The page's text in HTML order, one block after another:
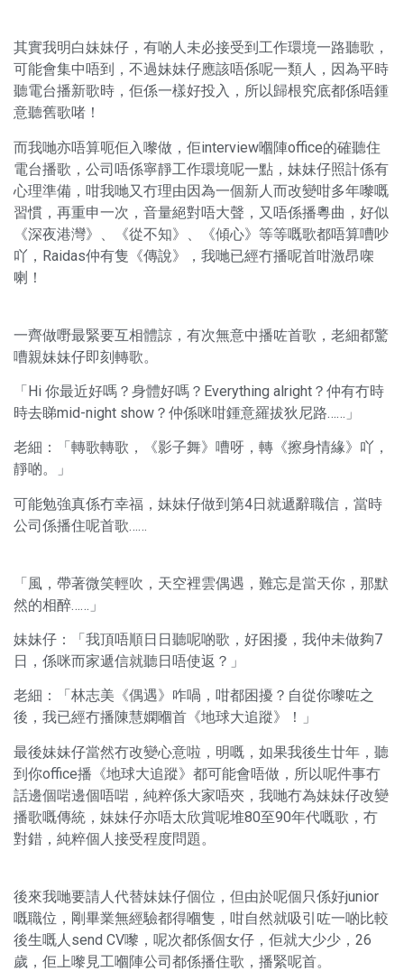
其實我明白妹妹仔，有啲人未必接受到工作環境一路聽歌，
可能會集中唔到，不過妹妹仔應該唔係呢一類人，因為平時
聽電台播新歌時，佢係一樣好投入，所以歸根究底都係唔鍾
意聽舊歌啫！
而我哋亦唔算呃佢入嚟做，佢interview嗰陣office的確聽住
電台播歌，公司唔係寧靜工作環境呢一點，妹妹仔照計係有
心理準備，咁我哋又冇理由因為一個新人而改變咁多年嚟嘅
習慣，再重申一次，音量絕對唔大聲，又唔係播粵曲，好似
《深夜港灣》、《從不知》、《傾心》等等嘅歌都唔算嘈吵
吖，Raidas仲有隻《傳說》，我哋已經冇播呢首咁激昂㗎
喇！
一齊做嘢最緊要互相體諒，有次無意中播咗首歌，老細都驚
嘈親妹妹仔即刻轉歌。
「Hi 你最近好嗎？身體好嗎？Everything alright？仲有冇時
時去睇mid-night show？仲係咪咁鍾意羅拔狄尼路……」
老細：「轉歌轉歌，《影子舞》嘈呀，轉《擦身情緣》吖，
靜啲。」
可能勉強真係冇幸福，妹妹仔做到第4日就遞辭職信，當時
公司係播住呢首歌……
「風，帶著微笑輕吹，天空裡雲偶遇，難忘是當天你，那默
然的相醉……」
妹妹仔：「我頂唔順日日聽呢啲歌，好困擾，我仲未做夠7
日，係咪而家遞信就聽日唔使返？」
老細：「林志美《偶遇》咋喎，咁都困擾？自從你嚟咗之
後，我已經冇播陳慧嫻嗰首《地球大追蹤》！」
最後妹妹仔當然冇改變心意啦，明嘅，如果我後生廿年，聽
到你office播《地球大追蹤》都可能會唔做，所以呢件事冇
話邊個啱邊個唔啱，純粹係大家唔夾，我哋冇為妹妹仔改變
播歌嘅傳統，妹妹仔亦唔太欣賞呢堆80至90年代嘅歌，冇
對錯，純粹個人接受程度問題。
後來我哋要請人代替妹妹仔個位，但由於呢個只係好junior
嘅職位，剛畢業無經驗都得嗰隻，咁自然就吸引咗一啲比較
後生嘅人send CV嚟，呢次都係個女仔，佢就大少少，26
歲，佢上嚟見工嗰陣公司都係播住歌，播緊呢首。